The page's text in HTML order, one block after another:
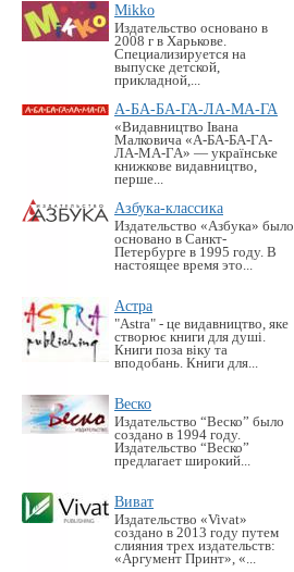
Mikko
Издательство основано в
2008 г в Харькове.
Специализируется на
выпуске детской,
прикладной,...
А-БА-БА-ГА-ЛА-МА-ГА
«Видавництво Івана
Малковича «А-БА-БА-ГА-
ЛА-МА-ГА» — українське
книжкове видавництво,
перше...
Азбука-классика
Издательство «Азбука» было
основано в Санкт-
Петербурге в 1995 году. В
настоящее время это...
Астра
"Astra" - це видавництво, яке
створює книги для душі.
Книги поза віку та
вподобань. Книги для...
Веско
Издательство “Веско” было
создано в 1994 году.
Издательство “Веско”
предлагает широкий...
Виват
Издательство «Vivat»
создано в 2013 году путем
слияния трех издательств:
«Аргумент Принт», «...